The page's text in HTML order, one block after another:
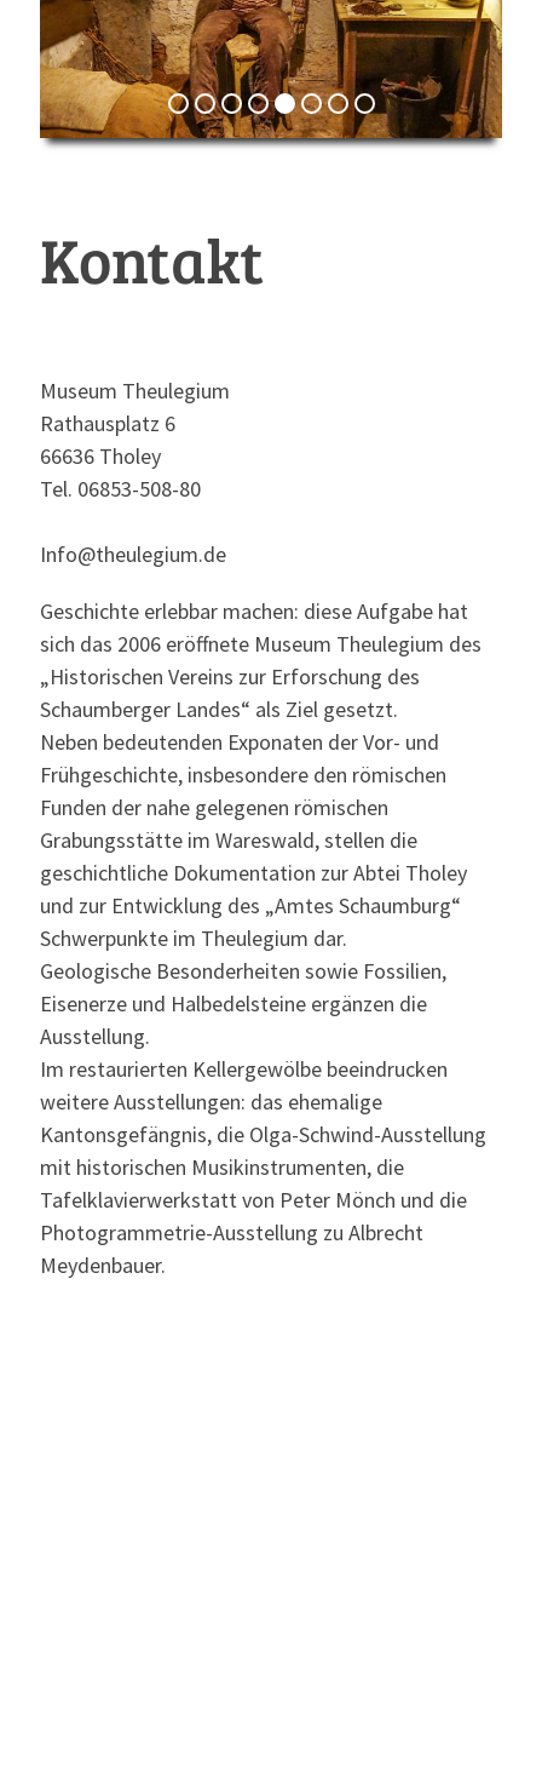
Kontakt
Museum Theulegium
Rathausplatz 6
66636 Tholey
Tel. 06853-508-80
Info@theulegium.de
Geschichte erlebbar machen: diese Aufgabe hat
sich das 2006 eröffnete Museum Theulegium des
„Historischen Vereins zur Erforschung des
Schaumberger Landes“ als Ziel gesetzt.
Neben bedeutenden Exponaten der Vor- und
Frühgeschichte, insbesondere den römischen
Funden der nahe gelegenen römischen
Grabungsstätte im Wareswald, stellen die
geschichtliche Dokumentation zur Abtei Tholey
und zur Entwicklung des „Amtes Schaumburg“
Schwerpunkte im Theulegium dar.
Geologische Besonderheiten sowie Fossilien,
Eisenerze und Halbedelsteine ergänzen die
Ausstellung.
Im restaurierten Kellergewölbe beeindrucken
weitere Ausstellungen: das ehemalige
Kantonsgefängnis, die Olga-Schwind-Ausstellung
mit historischen Musikinstrumenten, die
Tafelklavierwerkstatt von Peter Mönch und die
Photogrammetrie-Ausstellung zu Albrecht
Meydenbauer.